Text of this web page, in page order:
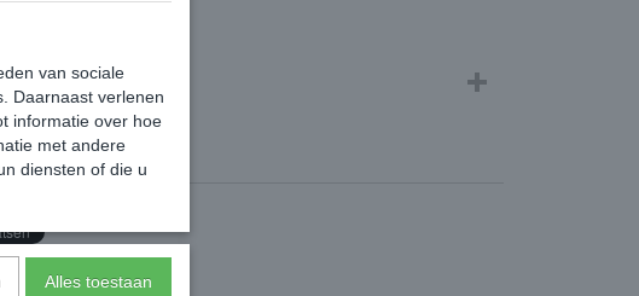
van sociale
Daarnaast verlenen
informatie over hoe
met andere
diensten of die u
Alles toestaan